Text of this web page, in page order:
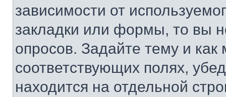
зависимости от
закладки или формы, то вы
опросов. Задайте тему и
соответствующих полях,
находится на отдельной